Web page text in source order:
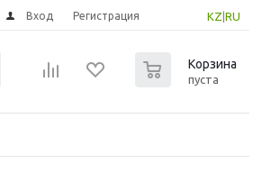
KZ RU
Вход Регистрация
Корзина
пуста